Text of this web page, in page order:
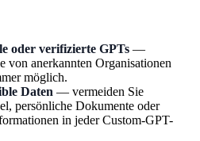
oder verifizierte GPTs—
von anerkannten Organisationen
möglich.
Daten— vermeiden Sie
persönliche Dokumente oder
in jeder Custom-GPT-